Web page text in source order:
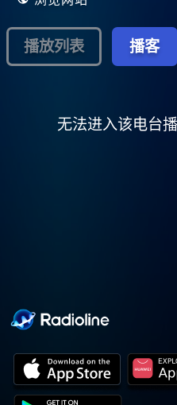
播放列表 播客
无法进入该电台